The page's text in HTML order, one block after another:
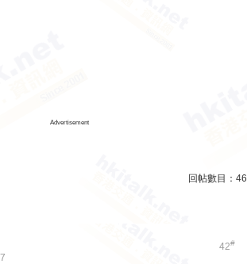
Advertisement
回帖數目： 46
42#